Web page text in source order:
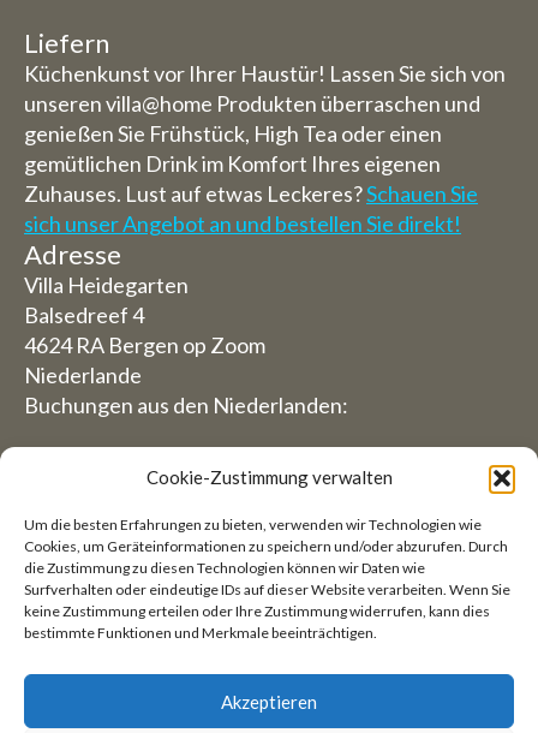
Cookie-Zustimmung verwalten
Um die besten Erfahrungen zu bieten, verwenden wir Technologien wie
Cookies, um Geräteinformationen zu speichern und/oder abzurufen. Durch
die Zustimmung zu diesen Technologien können wir Daten wie
Surfverhalten oder eindeutige IDs auf dieser Website verarbeiten. Wenn Sie
keine Zustimmung erteilen oder Ihre Zustimmung widerrufen, kann dies
bestimmte Funktionen und Merkmale beeinträchtigen.
Akzeptieren
Liefern
Küchenkunst vor Ihrer Haustür! Lassen Sie sich von
unseren villa@home Produkten überraschen und
genießen Sie Frühstück, High Tea oder einen
gemütlichen Drink im Komfort Ihres eigenen
Zuhauses. Lust auf etwas Leckeres?Schauen Sie
sich unser Angebot an und bestellen Sie direkt!
Adresse
Villa Heidegarten
Balsedreef 4
4624 RA Bergen op Zoom
Niederlande
Buchungen aus den Niederlanden:
der Niederlande)
+31 (0)619117004
E-Mail:welkom@villaheidetuin.nl